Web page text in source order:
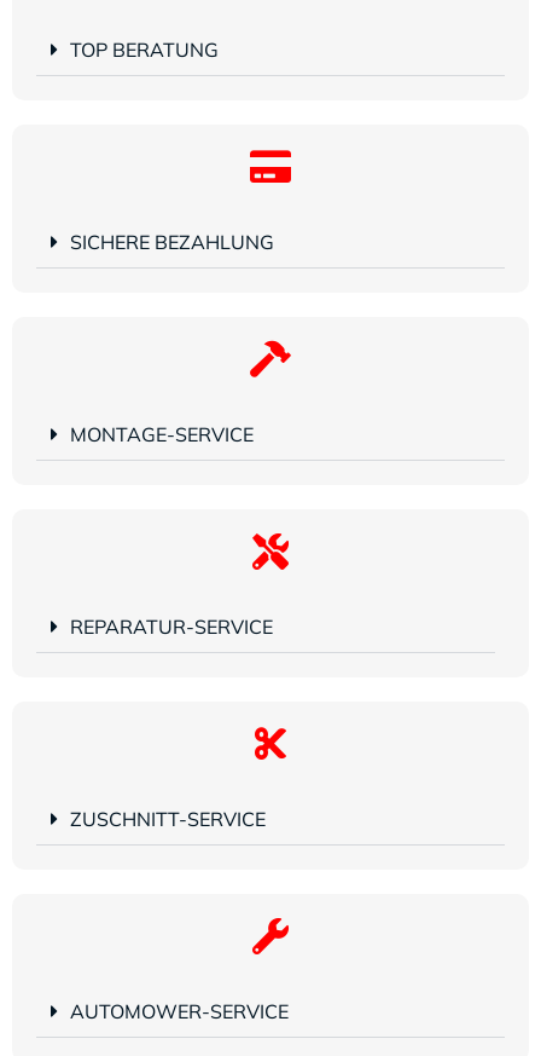
TOP BERATUNG
SICHERE BEZAHLUNG
MONTAGE-SERVICE
REPARATUR-SERVICE
ZUSCHNITT-SERVICE
AUTOMOWER-SERVICE